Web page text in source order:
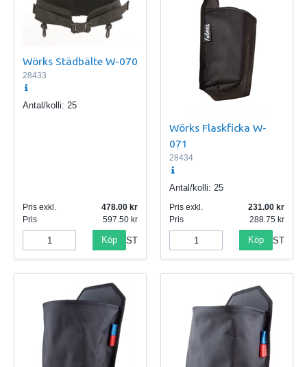
Wörks Städbälte W-070
28433
Antal/kolli: 25
Pris exkl.
478.00
Pris
597.50
Köp ST
Wörks Flaskficka W-
071
28434
Antal/kolli: 25
Pris exkl.
231.00
Pris
288.75
Köp ST